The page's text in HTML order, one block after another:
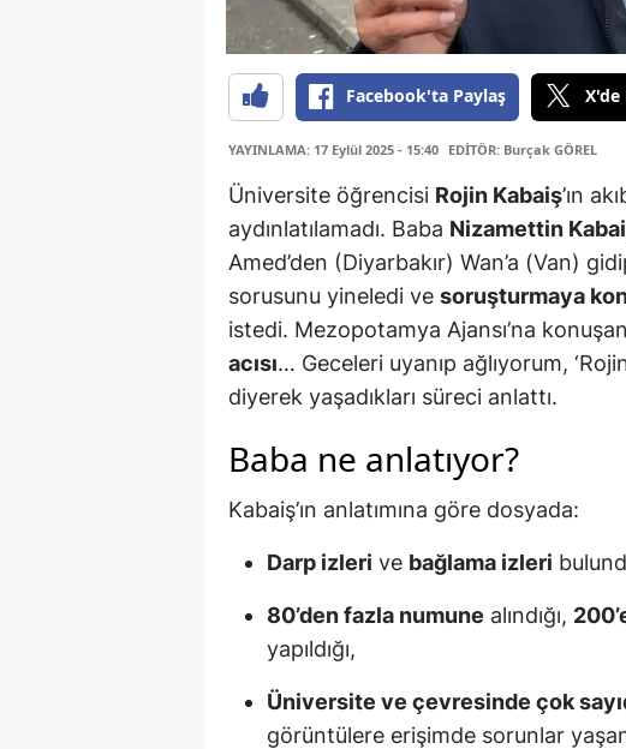
Facebook'ta Paylaş X'de
YAYINLAMA: 17 Eylül 2025 - 15:40 EDİTÖR: Burçak GÖREL
Üniversite öğrencisi Rojin Kabaiş’ın
aydınlatılamadı. Baba Nizamettin
Amed’den (Diyarbakır) Wan’a (Van)
sorusunu yineledi ve soruşturmaya
istedi. Mezopotamya Ajansı’na
acısı… Geceleri uyanıp ağlıyorum,
diyerek yaşadıkları süreci anlattı.
Baba ne anlatıyor?
Kabaiş’ın anlatımına göre dosyada:
Darp izleri ve bağlama izleri
80’den fazla numune alındığı,
yapıldığı,
Üniversite ve çevresinde çok
görüntülere erişimde sorunlar